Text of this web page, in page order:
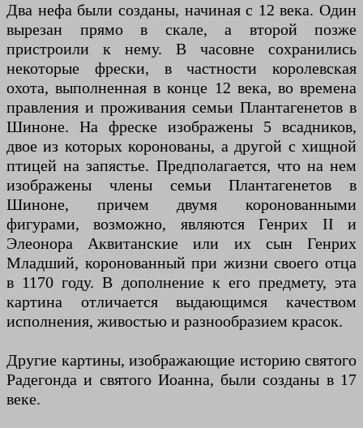
Два нефа были созданы, начиная с 12 века. Один
вырезан прямо в скале, а второй позже
пристроили к нему. В часовне сохранились
некоторые фрески, в частности королевская
охота, выполненная в конце 12 века, во времена
правления и проживания семьи Плантагенетов в
Шиноне. На фреске изображены 5 всадников,
двое из которых коронованы, а другой с хищной
птицей на запястье. Предполагается, что на нем
изображены члены семьи Плантагенетов в
Шиноне, причем двумя коронованными
фигурами, возможно, являются Генрих II и
Элеонора Аквитанские или их сын Генрих
Младший, коронованный при жизни своего отца
в 1170 году. В дополнение к его предмету, эта
картина отличается выдающимся качеством
исполнения, живостью и разнообразием красок.
Другие картины, изображающие историю святого
Радегонда и святого Иоанна, были созданы в 17
веке.